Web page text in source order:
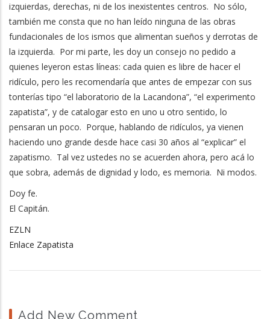
izquierdas, derechas, ni de los inexistentes centros. No sólo,
también me consta que no han leído ninguna de las obras
fundacionales de los ismos que alimentan sueños y derrotas de
la izquierda. Por mi parte, les doy un consejo no pedido a
quienes leyeron estas líneas: cada quien es libre de hacer el
ridículo, pero les recomendaría que antes de empezar con sus
tonterías tipo “el laboratorio de la Lacandona”, “el experimento
zapatista”, y de catalogar esto en uno u otro sentido, lo
pensaran un poco. Porque, hablando de ridículos, ya vienen
haciendo uno grande desde hace casi 30 años al “explicar” el
zapatismo. Tal vez ustedes no se acuerden ahora, pero acá lo
que sobra, además de dignidad y lodo, es memoria. Ni modos.
Doy fe.
El Capitán.
EZLN
Enlace Zapatista
Add New Comment